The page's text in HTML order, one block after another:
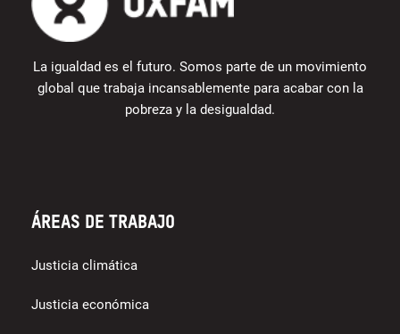
La igualdad es el futuro. Somos parte de un movimiento
global que trabaja incansablemente para acabar con la
pobreza y la desigualdad.
Áreas de trabajo
Justicia climática
Justicia económica